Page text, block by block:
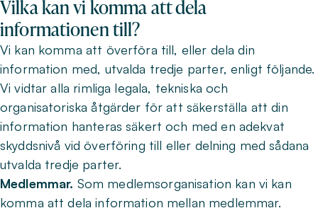
Vilka kan vi komma att dela
informationen till?
Vi kan komma att överföra till, eller dela din
information med, utvalda tredje parter, enligt följande.
Vi vidtar alla rimliga legala, tekniska och
organisatoriska åtgärder för att säkerställa att din
information hanteras säkert och med en adekvat
skyddsnivå vid överföring till eller delning med sådana
utvalda tredje parter.
Medlemmar. Som medlemsorganisation kan vi kan
komma att dela information mellan medlemmar.